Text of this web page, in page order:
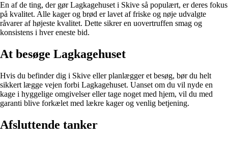
En af de ting, der gør Lagkagehuset i Skive så populært, er deres fokus
på kvalitet. Alle kager og brød er lavet af friske og nøje udvalgte
råvarer af højeste kvalitet. Dette sikrer en uovertruffen smag og
konsistens i hver eneste bid.
At besøge Lagkagehuset
Hvis du befinder dig i Skive eller planlægger et besøg, bør du helt
sikkert lægge vejen forbi Lagkagehuset. Uanset om du vil nyde en
kage i hyggelige omgivelser eller tage noget med hjem, vil du med
garanti blive forkælet med lækre kager og venlig betjening.
Afsluttende tanker